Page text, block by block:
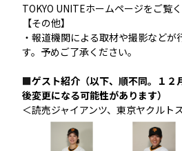
TOKYO UNITEホームページをご覧く
【その他】
・報道機関による取材や撮影などが
す。予めご了承ください。
■ゲスト紹介（以下、順不同。１２
後変更になる可能性があります）
＜読売ジャイアンツ、東京ヤクルト